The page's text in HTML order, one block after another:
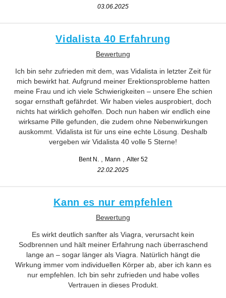
03.06.2025
Vidalista 40 Erfahrung
Bewertung
Ich bin sehr zufrieden mit dem, was Vidalista in letzter Zeit für
mich bewirkt hat. Aufgrund meiner Erektionsprobleme hatten
meine Frau und ich viele Schwierigkeiten – unsere Ehe schien
sogar ernsthaft gefährdet. Wir haben vieles ausprobiert, doch
nichts hat wirklich geholfen. Doch nun haben wir endlich eine
wirksame Pille gefunden, die zudem ohne Nebenwirkungen
auskommt. Vidalista ist für uns eine echte Lösung. Deshalb
vergeben wir Vidalista 40 volle 5 Sterne!
Bent N. Mann
Alter 52
22.02.2025
Kann es nur empfehlen
Bewertung
Es wirkt deutlich sanfter als Viagra, verursacht kein
Sodbrennen und hält meiner Erfahrung nach überraschend
lange an – sogar länger als Viagra. Natürlich hängt die
Wirkung immer vom individuellen Körper ab, aber ich kann es
nur empfehlen. Ich bin sehr zufrieden und habe volles
Vertrauen in dieses Produkt.